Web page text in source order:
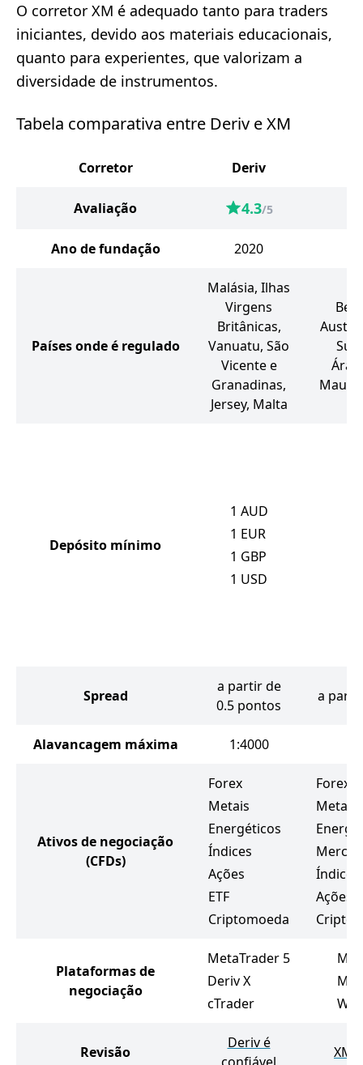
O corretor XM é adequado tanto para traders
iniciantes, devido aos materiais educacionais,
quanto para experientes, que valorizam a
diversidade de instrumentos.
Tabela comparativa entre Deriv e XM
Corretor Deriv
Avaliação 4.3/5
Ano de fundação 2020
Países onde é regulado
Malásia, Ilhas
Virgens
Britânicas,
Vanuatu, São
Vicente e
Granadinas,
Jersey, Malta
Sul,
Depósito mínimo
1 AUD
1 EUR
1 GBP
1 USD
Spread
a partir de
0.5 pontos
a
Alavancagem máxima 1:4000
Ativos de negociação
(CFDs)
Forex
Metais
Energéticos
Índices
Ações
ETF
Criptomoeda
Forex
Metais
Índices
Ações
Plataformas de
negociação
MetaTrader 5
Deriv X
cTrader
Revisão
Deriv é
XM